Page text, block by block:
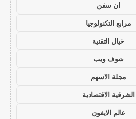
ان سفن
مرابع التكنولوجيا
خيال التقنية
شوف ويب
مجلة الاسهم
الشرقية الاقتصادية
عالم الايفون